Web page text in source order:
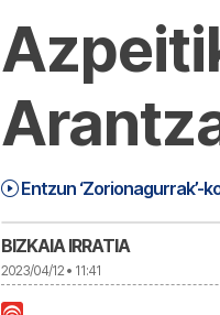
Entzun ‘Zorionagurrak’-
1:16:44
BIZKAIA IRRATIA
2023/04/12 • 11:41